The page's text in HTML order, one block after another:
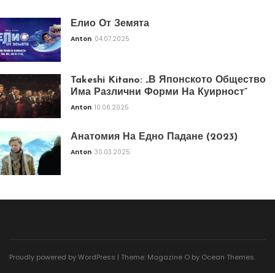
Елио От Земята
Anton 04.07.2025
Takeshi Kitano: „В Японското Общество
Има Различни Форми На Куирност“
Anton 10.06.2025
Анатомия На Едно Падане (2023)
Anton 30.03.2025
Proudly powered by WordPress | Theme: Magazine O by Ocean Themes.